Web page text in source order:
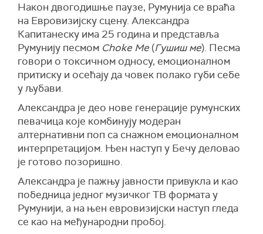
Након двогодишње паузе, Румунија се враћа
на Евровизијску сцену. Александра
Капитанеску има 25 година и представља
Румунију песмом Choke Me(Гушиш ме). Песма
говори о токсичном односу, емоционалном
притиску и осећају да човек полако губи себе
у љубави.
Александра је део нове генерације румунских
певачица које комбинују модеран
алтернативни поп са снажном емоционалном
интерпретацијом. Њен наступ у Бечу деловао
је готово позоришно.
Александра је пажњу јавности привукла и као
победница једног музичког ТВ формата у
Румунији, а на њен евровизијски наступ гледа
се као на међународни пробој.